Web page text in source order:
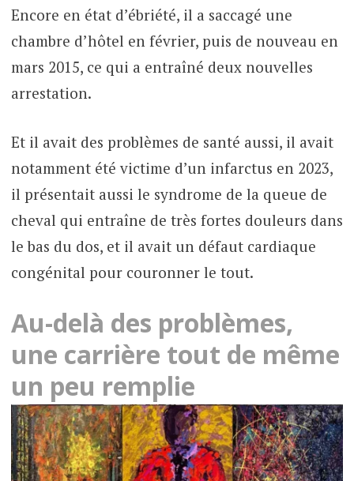
Encore en état d’ébriété, il a saccagé une
chambre d’hôtel en février, puis de nouveau en
mars 2015, ce qui a entraîné deux nouvelles
arrestation.
Et il avait des problèmes de santé aussi, il avait
notamment été victime d’un infarctus en 2023,
il présentait aussi le syndrome de la queue de
cheval qui entraîne de très fortes douleurs dans
le bas du dos, et il avait un défaut cardiaque
congénital pour couronner le tout.
Au-delà des problèmes,
une carrière tout de même
un peu remplie